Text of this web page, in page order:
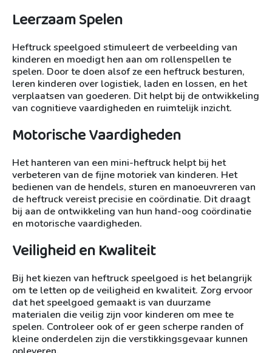
Leerzaam Spelen
Heftruck speelgoed stimuleert de verbeelding van
kinderen en moedigt hen aan om rollenspellen te
spelen. Door te doen alsof ze een heftruck besturen,
leren kinderen over logistiek, laden en lossen, en het
verplaatsen van goederen. Dit helpt bij de ontwikkeling
van cognitieve vaardigheden en ruimtelijk inzicht.
Motorische Vaardigheden
Het hanteren van een mini-heftruck helpt bij het
verbeteren van de fijne motoriek van kinderen. Het
bedienen van de hendels, sturen en manoeuvreren van
de heftruck vereist precisie en coördinatie. Dit draagt
bij aan de ontwikkeling van hun hand-oog coördinatie
en motorische vaardigheden.
Veiligheid en Kwaliteit
Bij het kiezen van heftruck speelgoed is het belangrijk
om te letten op de veiligheid en kwaliteit. Zorg ervoor
dat het speelgoed gemaakt is van duurzame
materialen die veilig zijn voor kinderen om mee te
spelen. Controleer ook of er geen scherpe randen of
kleine onderdelen zijn die verstikkingsgevaar kunnen